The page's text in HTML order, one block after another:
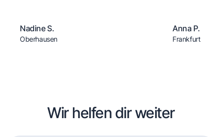
Nadine S.
Oberhausen
Anna P.
Frankfurt
Wir helfen dir weiter